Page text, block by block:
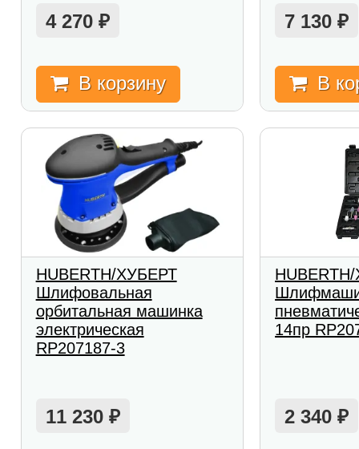
4 270 ₽
В корзину
7 130₽
В
HUBERTH/ХУБЕРТ
Шлифовальная
орбитальная машинка
электрическая
RP207187-3
11 230 ₽
14пр
2 340₽